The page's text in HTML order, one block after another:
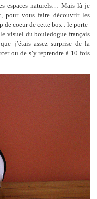
espaces naturels… Mais là je
pour vous faire découvrir les
de coeur de cette box : le porte-
visuel du bouledogue français
j’étais assez surprise de la
ou de s’y reprendre à 10 fois